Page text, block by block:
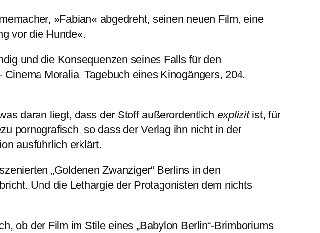
»Fabian« abgedreht, seinen neuen Film, eine
vor die Hunde«.
und die Konse­quenzen seines Falls für den
Moralia, Tagebuch eines Kino­gän­gers, 204.
daran liegt, dass der Stoff außerordentlich explizitist, für
pornografisch, so dass der Verlag ihn nicht in der
ausführlich erklärt.
„Goldenen Zwanziger“ Berlins in den
Und die Lethargie der Protagonisten dem nichts
ob der Film im Stile eines „Babylon Berlin“-Brimboriums